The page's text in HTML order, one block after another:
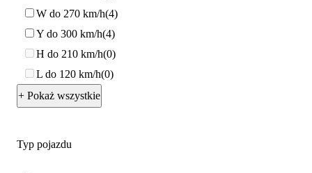
W do 270 km/h 4
Y do 300 km/h 4
H do 210 km/h 0
L do 120 km/h 0
+ Pokaż wszystkie
Typ pojazdu